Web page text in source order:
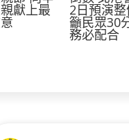
獻上最 2日預演整
籲民眾30
務必配合